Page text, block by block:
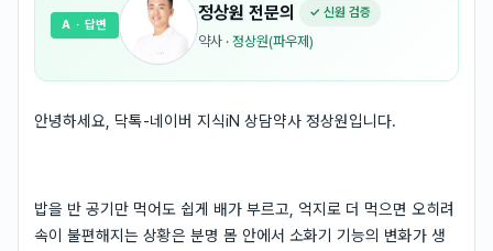
정상원 전문의 ✓ 신원 검증
약사 · 정상원(파우제)
A · 답변
안녕하세요, 닥톡-네이버 지식iN 상담약사 정상원입니다.
밥을 반 공기만 먹어도 쉽게 배가 부르고, 억지로 더 먹으면 오히려
속이 불편해지는 상황은 분명 몸 안에서 소화기 기능의 변화가 생